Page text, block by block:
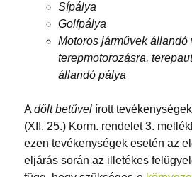
Sípálya
Golfpálya
Motoros járművek állandó
terepmotorozásra,
állandó pálya
A dőlt betűvel írott
(XII. 25.) Korm. rendelet 3.
ezen tevékenységek esetén az
eljárás során az illetékes